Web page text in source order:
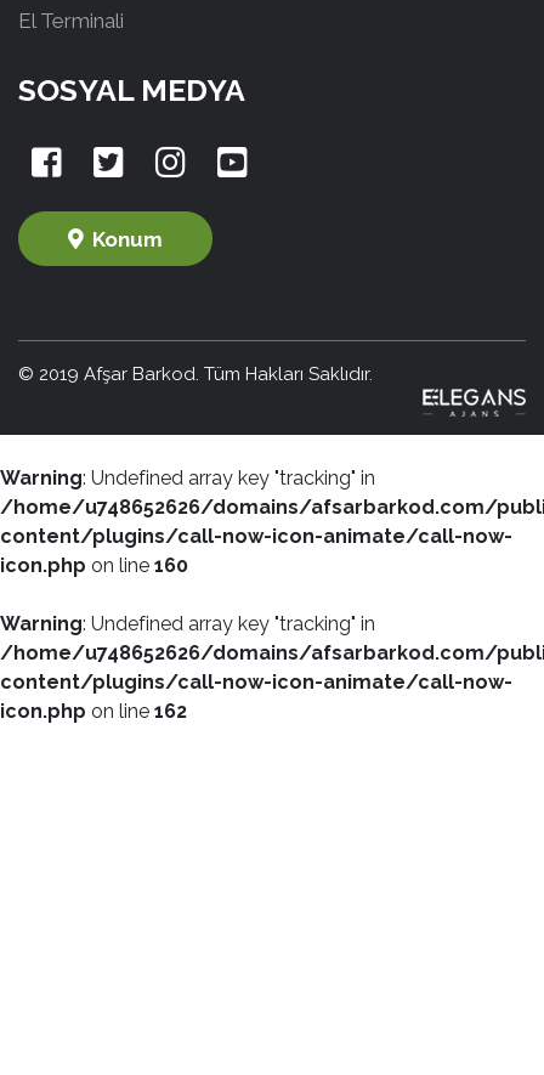
El Terminali
SOSYAL MEDYA
Konum
© 2019 Afşar Barkod. Tüm Hakları Saklıdır.
Warning: Undefined array key "tracking" in
/home/u748652626/domains/afsarbarkod.com/
content/plugins/call-now-icon-animate/call-now-
icon.php on line 160
Warning: Undefined array key "tracking" in
/home/u748652626/domains/afsarbarkod.com/
content/plugins/call-now-icon-animate/call-now-
icon.php on line 162